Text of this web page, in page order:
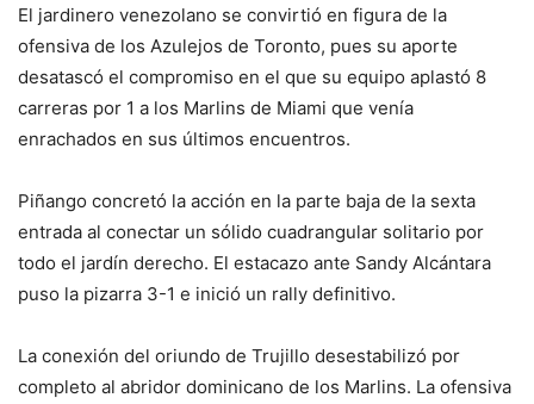
El jardinero venezolano se convirtió en figura de la
ofensiva de los Azulejos de Toronto, pues su aporte
desatascó el compromiso en el que su equipo aplastó 8
carreras por 1 a los Marlins de Miami que venía
enrachados en sus últimos encuentros.
Piñango concretó la acción en la parte baja de la sexta
entrada al conectar un sólido cuadrangular solitario por
todo el jardín derecho. El estacazo ante Sandy Alcántara
puso la pizarra 3-1 e inició un rally definitivo.
La conexión del oriundo de Trujillo desestabilizó por
completo al abridor dominicano de los Marlins. La ofensiva